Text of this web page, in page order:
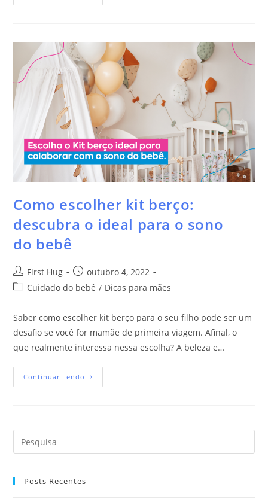
Como escolher kit berço:
descubra o ideal para o sono
do bebê
First Hug
outubro 4, 2022
Cuidado do bebê / Dicas para mães
Saber como escolher kit berço para o seu filho pode ser um
desafio se você for mamãe de primeira viagem. Afinal, o
que realmente interessa nessa escolha? A beleza e…
Continuar Lendo
Posts Recentes